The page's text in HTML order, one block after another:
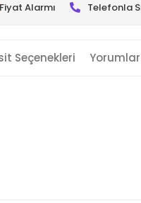
Fiyat Alarmı Telefonla
Seçenekleri Yorumlar